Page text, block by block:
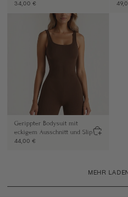
34,00 €
Gerippter Bodysuit mit
eckigem Ausschnitt und Slip
44,00 €
MEHR LADEN